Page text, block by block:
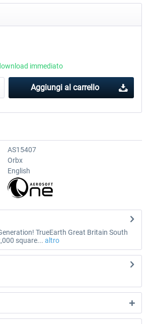
V2 XP
immediato
Aggiungi al carrello
AS15407
Orbx
English
TrueEarth Great Britain South
square... altro